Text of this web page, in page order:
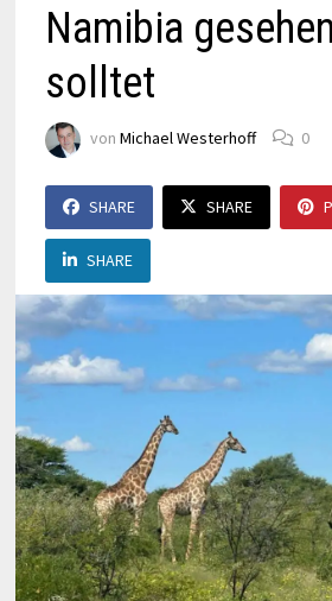
Namibia
solltet
von Michael Westerhoff 0
SHARE SHARE
SHARE